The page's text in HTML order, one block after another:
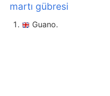
martı gübresi
Guano.